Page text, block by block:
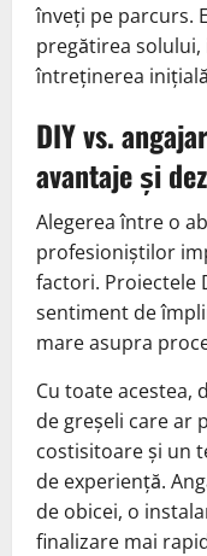
înveți pe parcurs.
pregătirea
întreținerea
DIY vs.
avantaje și
Alegerea între o
profesioniștilor
factori. Proiectele
sentiment de
mare asupra
Cu toate acestea,
de greșeli care ar
costisitoare și un
de experiență.
de obicei, o
finalizare mai